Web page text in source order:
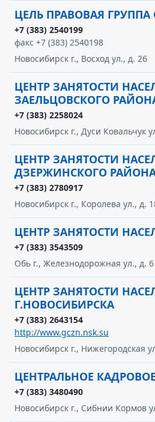
ЦЕЛЬ ПРАВОВАЯ
+7 (383) 2540199
факс +7 (383) 2540198
Новосибирск г., Восход ул., д. 26
ЦЕНТР ЗАНЯТОСТИ
ЗАЕЛЬЦОВСКОГО
+7 (383) 2258024
Новосибирск г., Дуси Ковальчук
ЦЕНТР ЗАНЯТОСТИ
ДЗЕРЖИНСКОГО
+7 (383) 2780917
Новосибирск г., Королева ул., д.
ЦЕНТР ЗАНЯТОСТИ
+7 (383) 3543509
Обь г., Железнодорожная ул., д. 6
ЦЕНТР ЗАНЯТОСТИ
Г.НОВОСИБИРСКА
+7 (383) 2643154
http://www.gczn.nsk.su
Новосибирск г., Нижегородская
ЦЕНТРАЛЬНОЕ
+7 (383) 3480490
Новосибирск г., Сибнии Кормов